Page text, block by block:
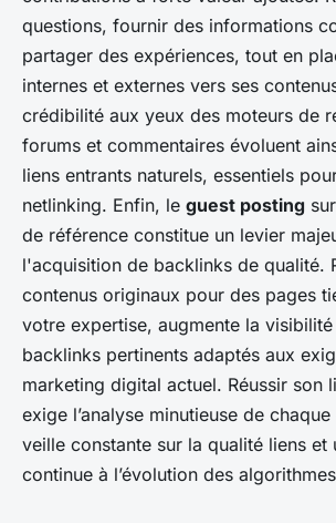
questions, fournir des informations
partager des expériences, tout en
internes et externes vers ses
crédibilité aux yeux des moteurs de
forums et commentaires évoluent
liens entrants naturels, essentiels
netlinking. Enfin, le guest posting
de référence constitue un levier
l'acquisition de backlinks de qualité.
contenus originaux pour des pages
votre expertise, augmente la
backlinks pertinents adaptés aux
marketing digital actuel. Réussir son
exige l’analyse minutieuse de
veille constante sur la qualité liens et
continue à l’évolution des